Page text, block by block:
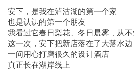
安下，是我在泸沽湖的第一个家
也是认识的第一个朋友
我看过它春日梨花、冬日晨雾，从
这一次，安下把新店落在了大落水边
一间用心打磨很久的设计酒店
真正长在湖岸线上